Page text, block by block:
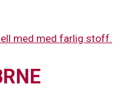
med med farlig stoff.